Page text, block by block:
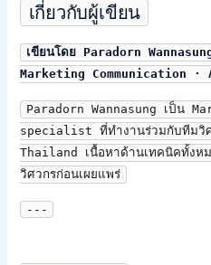
เกี่ยวกับผู้เขียน
เขียนโดย Paradorn
Marketing Communication ·
Paradorn Wannasung เป็น
specialist ที่ทำงานร่วมกับทีมวิศ
Thailand เนื้อหาด้านเทคนิคทั้งห
วิศวกรก่อนเผยแพร่
---